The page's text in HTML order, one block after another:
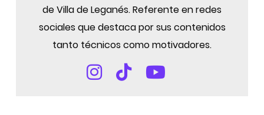
de Villa de Leganés. Referente en redes
sociales que destaca por sus contenidos
tanto técnicos como motivadores.